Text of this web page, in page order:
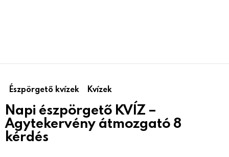
Észpörgető kvízek Kvízek
Napi észpörgető KVÍZ –
Agytekervény átmozgató 8
kérdés